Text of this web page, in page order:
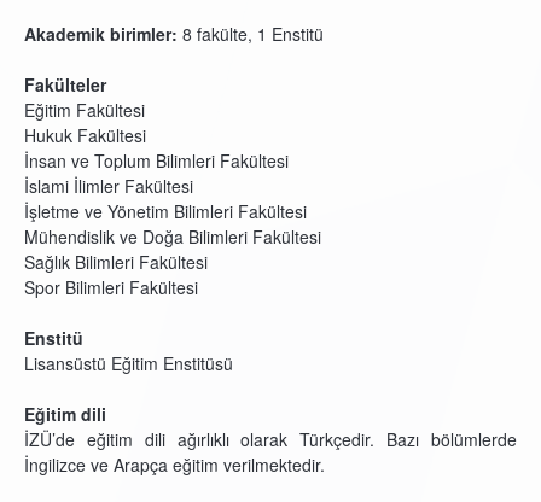
Akademik birimler: 8 fakülte, 1 Enstitü
Fakülteler
Eğitim Fakültesi
Hukuk Fakültesi
İnsan ve Toplum Bilimleri Fakültesi
İslami İlimler Fakültesi
İşletme ve Yönetim Bilimleri Fakültesi
Mühendislik ve Doğa Bilimleri Fakültesi
Sağlık Bilimleri Fakültesi
Spor Bilimleri Fakültesi
Enstitü
Lisansüstü Eğitim Enstitüsü
Eğitim dili
İZÜ’de eğitim dili ağırlıklı olarak Türkçedir. Bazı bölümlerde
İngilizce ve Arapça eğitim verilmektedir.